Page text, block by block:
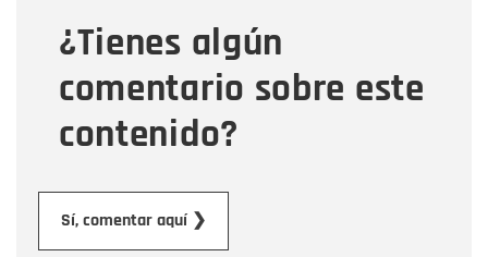
¿Tienes algún
comentario sobre este
contenido?
Sí, comentar aquí ❯
Mensaje